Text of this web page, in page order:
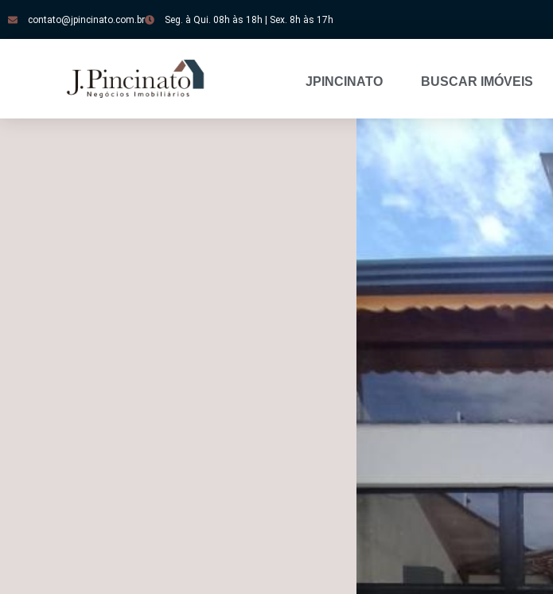
contato@jpincinato.com.br Seg. à Qui. 08h às 18h | Sex. 8h às 17h
JPINCINATO BUSCAR IMÓVEIS